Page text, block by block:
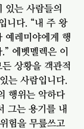
있는 사람들의
니다. “내 주 왕
예레미야에게 행
에벳멜렉은 이
상황을 객관적
는 사람입니다.
행위는 악하다
그는 용기를 내
험을 무릎쓰고